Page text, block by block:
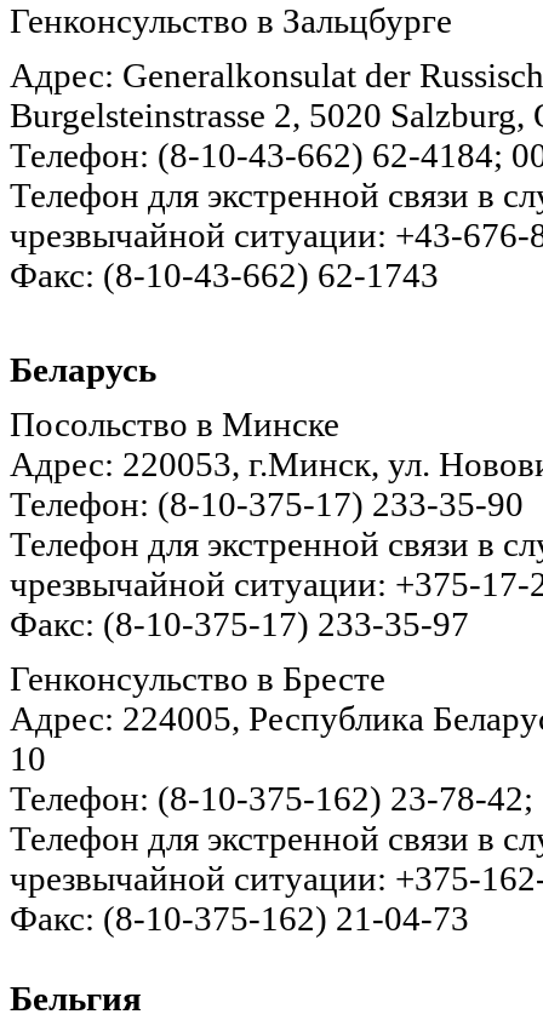
Генконсульство в Зальцбурге
Адрес: Generalkonsulat der
Burgelsteinstrasse 2, 5020 Salzburg,
Телефон: (8-10-43-662) 62-4184;
Телефон для экстренной связи в
чрезвычайной ситуации: +43-
Факс: (8-10-43-662) 62-1743
Беларусь
Посольство в Минске
Адрес: 220053, г.Минск, ул.
Телефон: (8-10-375-17) 233-35-90
Телефон для экстренной связи в
чрезвычайной ситуации: +375-17-
Факс: (8-10-375-17) 233-35-97
Генконсульство в Бресте
Адрес: 224005, Республика
10
Телефон: (8-10-375-162) 23-78-42;
Телефон для экстренной связи в
чрезвычайной ситуации: +375-
Факс: (8-10-375-162) 21-04-73
Бельгия